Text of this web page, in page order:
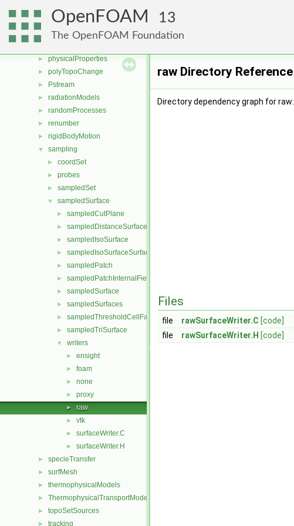
OpenFOAM 13
The OpenFOAM Foundation
► OpenFOAM
► OSspecific
► physicalProperties
► polyTopoChange
► Pstream
► radiationModels
► randomProcesses
► renumber
► rigidBodyMotion
▼ sampling
► coordSet
► probes
► sampledSet
▼ sampledSurface
► sampledCutPlane
► sampledDistanceSurface
► sampledIsoSurface
► sampledIsoSurfaceSurface
► sampledPatch
► sampledPatchInternalField
► sampledSurface
► sampledSurfaces
► sampledThresholdCellFaces
► sampledTriSurface
▼ writers
► ensight
► foam
► none
► proxy
► raw
► vtk
► surfaceWriter.C
► surfaceWriter.H
► specieTransfer
► surfMesh
► thermophysicalModels
► ThermophysicalTransportModels
► topoSetSources
► tracking
raw Directory Reference
Directory dependency graph for raw:
Files
file rawSurfaceWriter.C [code]
file
rawSurfaceWriter.H [code]